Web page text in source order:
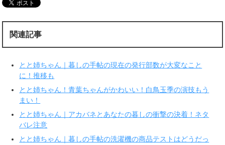
i
e
r
で
有
新
し
い
ウ
ィ
ン
ド
ウ
開
き
ま
す
ク
ク
し
て
だ
新
ィ
関連記事
とと姉ちゃん｜暮しの手帖の現在の発行部数が大変なこと
に！推移も
とと姉ちゃん！青葉ちゃんがかわいい！白鳥玉季の演技もう
まい！
とと姉ちゃん｜アカバネとあなたの暮しの衝撃の決着！ネタ
バレ注意
とと姉ちゃん｜暮しの手帖の洗濯機の商品テストはどうだっ